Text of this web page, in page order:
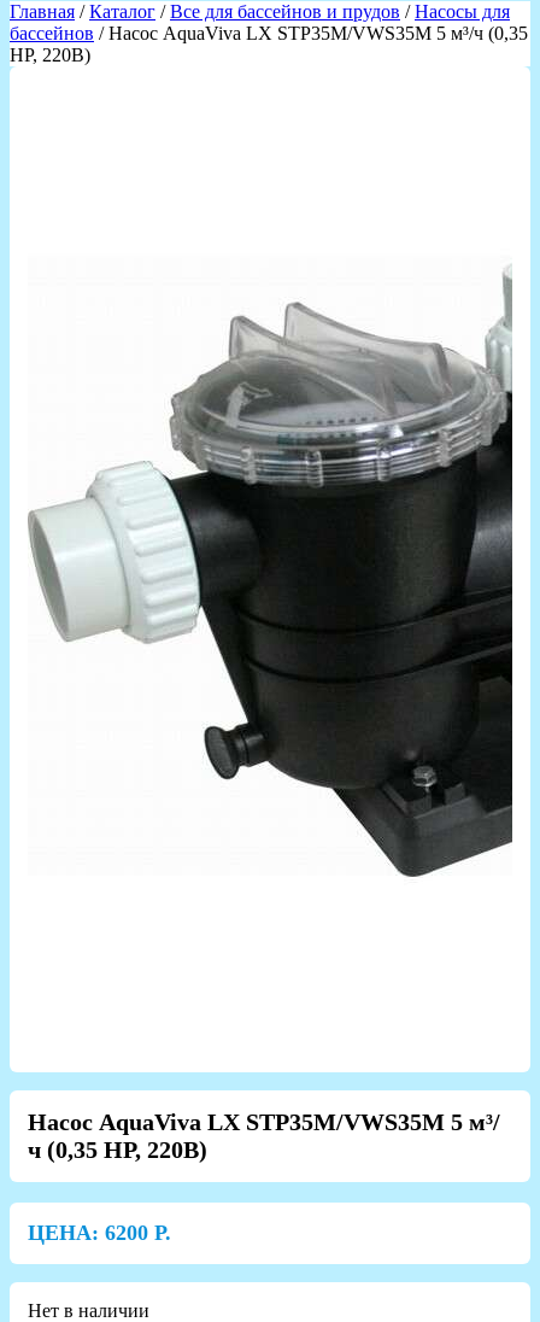
Главная /Каталог /Все для бaссейнов и прудов /Насосы для
бассейнов / Насос AquaViva LX STP35M/VWS35M 5 м³/ч (0,35
HP, 220В)
Насос AquaViva LX STP35M/VWS35M 5 м³/
ч (0,35 HP, 220В)
ЦЕНА: 6200 Р.
Нет в наличии